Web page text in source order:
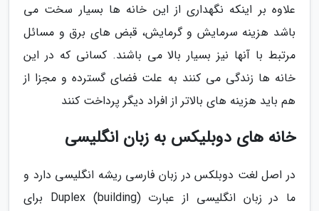
علاوه بر اینکه نگهداری از این خانه ها بسیار سخت می
باشد هزینه سرمایش و گرمایش، قبض های برق و مسائل
مرتبط با آنها نیز بسیار بالا می باشند. کسانی که در این
خانه ها زندگی می کنند به علت فضای گسترده و مجزا از
هم باید هزینه های بالاتر از افراد دیگر پرداخت کنند
خانه های دوبلیکس به زبان انگلیسی
در اصل لغت دوبلکس در زبان فارسی ریشه انگلیسی دارد و
ما در زبان انگلیسی از عبارت Duplex (building) برای